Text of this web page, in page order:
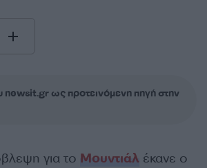
newsit.gr ως προτεινόμενη πηγή στην
για το Μουντιάλ έκανε ο